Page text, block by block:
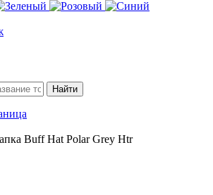
Найти
Buff Hat Polar Grey Htr